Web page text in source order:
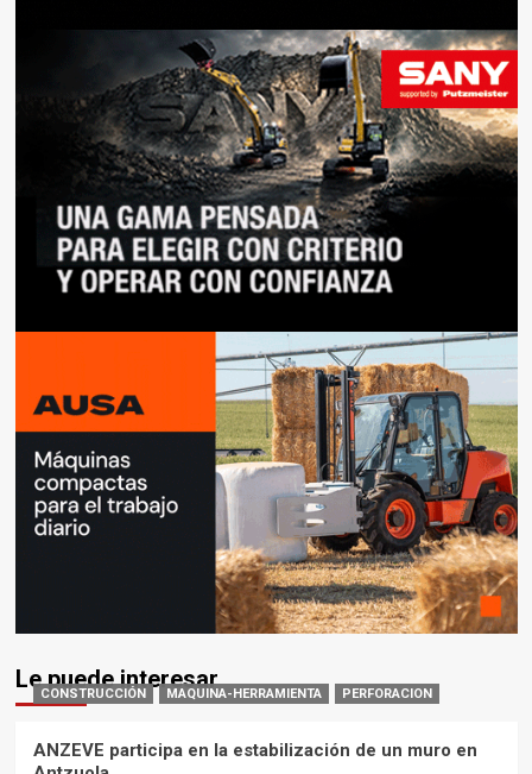
Le puede interesar
CONSTRUCCIÓN MAQUINA-HERRAMIENTA PERFORACION
ANZEVE participa en la estabilización de un muro en